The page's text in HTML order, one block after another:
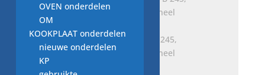
Oliefilterelement A 169, B 245,
A6401800109, nieuw origineel
OVEN onderdelen
OM
KOOKPLAAT onderdelen
nieuwe onderdelen
KP